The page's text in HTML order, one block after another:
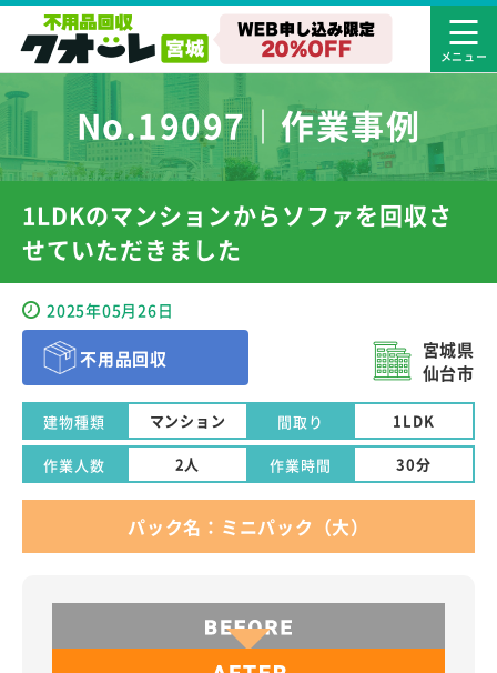
No.19097｜作業事例
1LDKのマンションからソファを回収さ
せていただきました
2025年05月26日
不用品回収
宮城県
仙台市
建物種類 マンション 間取り 1LDK
作業人数 2人 作業時間 30分
パック名：ミニパック（大）